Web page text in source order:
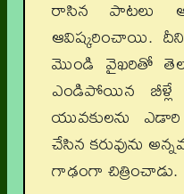
రాసిన పాటలు
ఆవిష్కరించాయి.
మొండి వైఖరితో
ఎండిపోయిన
యువకులను
చేసిన కరువును
గాఢంగా చిత్రించాడు.